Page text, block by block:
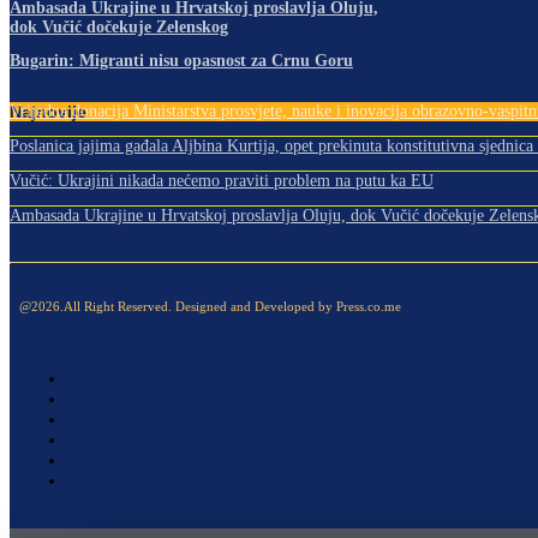
Ambasada Ukrajine u Hrvatskoj proslavlja Oluju,
dok Vučić dočekuje Zelenskog
Bugarin: Migranti nisu opasnost za Crnu Goru
Najnovije
Vrijedna donacija Ministarstva prosvjete, nauke i inovacija obrazovno-
Poslanica jajima gađala Aljbina Kurtija, opet prekinuta konstitutivna
Vučić: Ukrajini nikada nećemo praviti problem na putu ka EU
Ambasada Ukrajine u Hrvatskoj proslavlja Oluju, dok Vučić dočekuje
@2026.All Right Reserved. Designed and Developed by Press.co.me